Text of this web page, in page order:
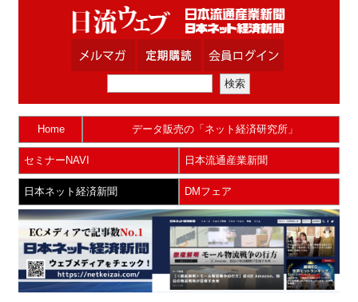
Home データ販売の「ネット経済研究所」
セミナーNAVI 日本流通産業新聞
日本ネット経済新聞 DMフェア